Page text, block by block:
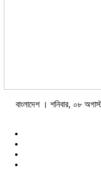
বাংলাদেশ । শনিবার, ০৮